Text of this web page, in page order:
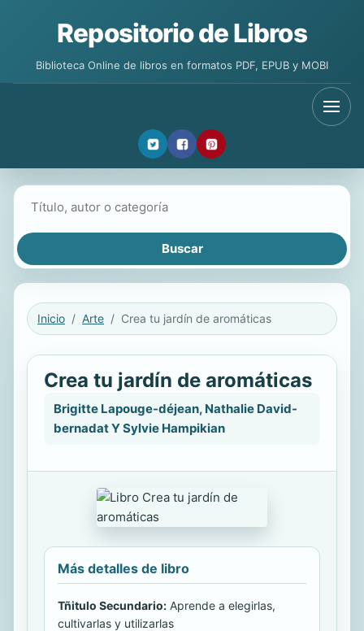
Repositorio de Libros
Biblioteca Online de libros en formatos PDF, EPUB y MOBI
Inicio Arte Crea tu jardín de aromáticas
Crea tu jardín de aromáticas
Brigitte Lapouge-déjean, Nathalie David-
bernadat Y Sylvie Hampikian
Más detalles de libro
Tñitulo Secundario: Aprende a elegirlas,
cultivarlas y utilizarlas